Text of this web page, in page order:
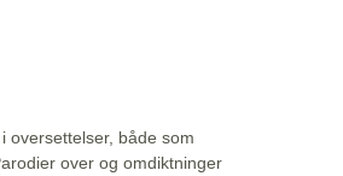
oversettelser, både som
over og omdiktninger